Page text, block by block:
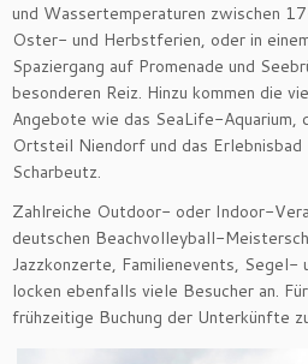
und Wassertemperaturen zwischen
Oster- und Herbstferien, oder in
Spaziergang auf Promenade und
besonderen Reiz. Hinzu kommen die
Angebote wie das SeaLife-Aquarium,
Ortsteil Niendorf und das Erlebnisbad
Scharbeutz.
Zahlreiche Outdoor- oder Indoor-
deutschen Beachvolleyball-
Jazzkonzerte, Familienevents, Segel-
locken ebenfalls viele Besucher an.
frühzeitige Buchung der Unterkünfte